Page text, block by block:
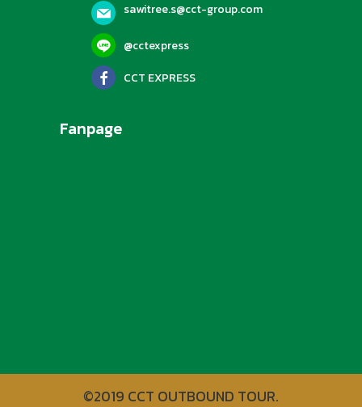
sawitree.s@cct-group.com
@cctexpress
CCT EXPRESS
Fanpage
©2019 CCT OUTBOUND TOUR.